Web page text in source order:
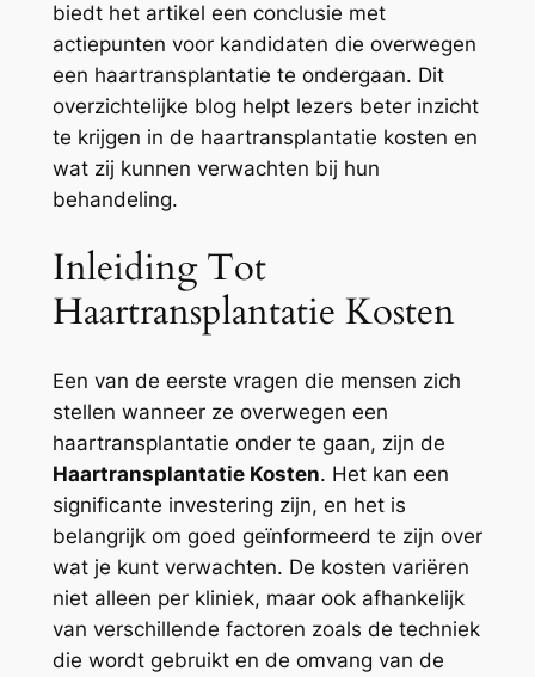
biedt het artikel een conclusie met
actiepunten voor kandidaten die overwegen
een haartransplantatie te ondergaan. Dit
overzichtelijke blog helpt lezers beter inzicht
te krijgen in de haartransplantatie kosten en
wat zij kunnen verwachten bij hun
behandeling.
Inleiding Tot
Haartransplantatie Kosten
Een van de eerste vragen die mensen zich
stellen wanneer ze overwegen een
haartransplantatie onder te gaan, zijn de
Haartransplantatie Kosten. Het kan een
significante investering zijn, en het is
belangrijk om goed geïnformeerd te zijn over
wat je kunt verwachten. De kosten variëren
niet alleen per kliniek, maar ook afhankelijk
van verschillende factoren zoals de techniek
die wordt gebruikt en de omvang van de